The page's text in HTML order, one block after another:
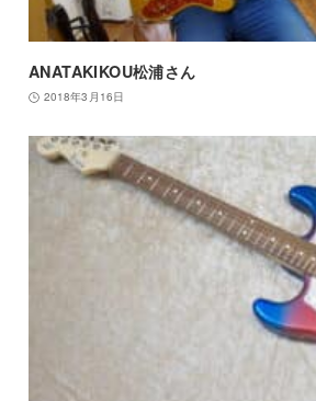
ANATAKIKOU松浦さん
2018年3月16日